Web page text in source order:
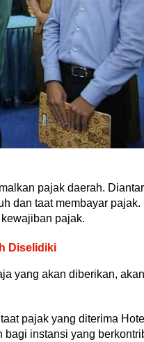
pajak daerah.
dan taat membayar pajak.
pajak.
Diselidiki
yang akan diberikan,
pajak yang diterima
bagi instansi yang